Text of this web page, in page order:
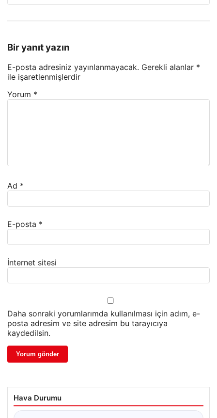
Bir yanıt yazın
E-posta adresiniz yayınlanmayacak. Gerekli alanlar *
ile işaretlenmişlerdir
Yorum *
Ad *
E-posta *
İnternet sitesi
Daha sonraki yorumlarımda kullanılması için adım, e-
posta adresim ve site adresim bu tarayıcıya
kaydedilsin.
Hava Durumu